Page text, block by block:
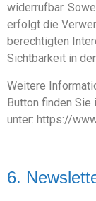
widerrufbar.
erfolgt die
berechtigten
Sichtbarkeit in
Weitere
Button finden Sie
unter: https://
6.